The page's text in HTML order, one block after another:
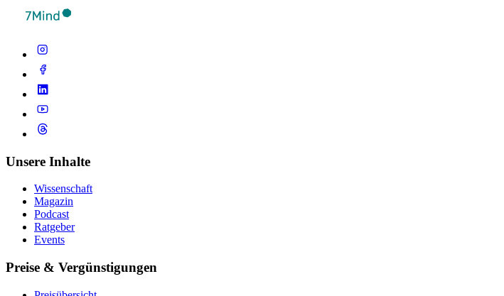
Unsere Inhalte
Wissenschaft
Magazin
Podcast
Ratgeber
Events
Preise & Vergünstigungen